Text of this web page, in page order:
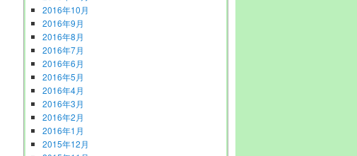
2016年10月
2016年9月
2016年8月
2016年7月
2016年6月
2016年5月
2016年4月
2016年3月
2016年2月
2016年1月
2015年12月